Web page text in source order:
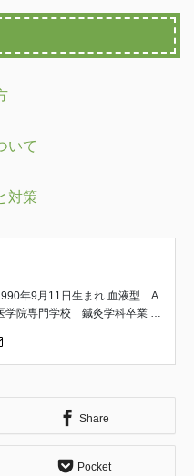
いて
対策
年9月11日生まれ 血液型 A
学院専門学校 鍼灸学科卒業 取
技協会 理事 一般社団法人
協会 公認インストラクター 京
高校卒業後、18歳で施術家の道
灸の専門学生として学び、午後
骨院で夜遅くまで勤務。 主に
得する。 ↓ 専門学校卒業後は不
Share
Pocket